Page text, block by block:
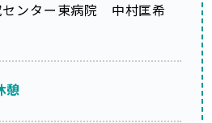
センター東病院 中村匡希
憩